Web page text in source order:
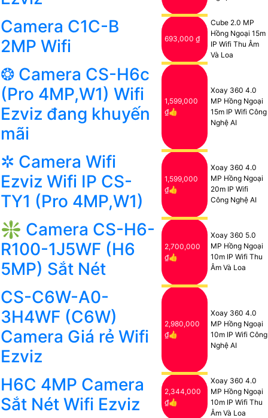
Camera C1C-B
2MP Wifi
693,000 ₫
Cube 2.0 MP
Hồng Ngoại 15m
IP Wifi Thu Âm
Và Loa
❂ Camera CS-H6c
(Pro 4MP,W1) Wifi
Ezviz đang khuyến
mãi
1,599,000
₫👍
Xoay 360 4.0
MP Hồng Ngoại
15m IP Wifi Công
Nghệ AI
✲ Camera Wifi
Ezviz Wifi IP CS-
TY1 (Pro 4MP,W1)
1,599,000
₫👍
Xoay 360 4.0
MP Hồng Ngoại
20m IP Wifi
Công Nghệ AI
❇ Camera CS-H6-
R100-1J5WF (H6
5MP) Sắt Nét
2,700,000
₫👍
Xoay 360 5.0
MP Hồng Ngoại
10m IP Wifi Thu
Âm Và Loa
CS-C6W-A0-
3H4WF (C6W)
Camera Giá rẻ Wifi
Ezviz
2,980,000
₫👍
Xoay 360 4.0
MP Hồng Ngoại
10m IP Wifi Công
Nghệ AI
H6C 4MP Camera
Sắt Nét Wifi Ezviz
2,344,000
₫👍
Xoay 360 4.0
MP Hồng Ngoại
10m IP Wifi Thu
Âm Và Loa